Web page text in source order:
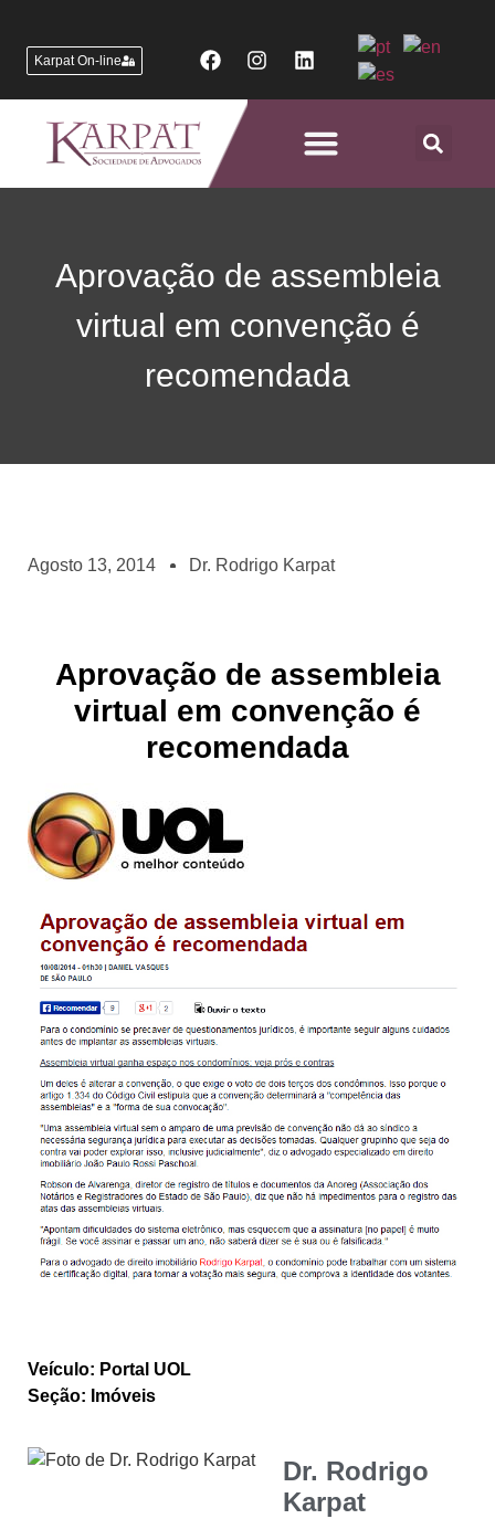
Karpat On-line
Aprovação de assembleia
virtual em convenção é
recomendada
Agosto 13, 2014 Dr. Rodrigo Karpat
Aprovação de assembleia
virtual em convenção é
recomendada
Veículo: Portal UOL
Seção: Imóveis
Dr. Rodrigo
Karpat